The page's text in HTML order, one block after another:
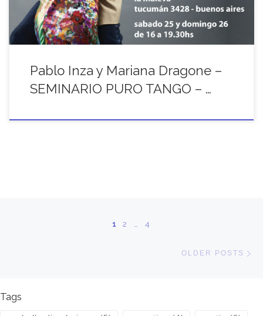
Pablo Inza y Mariana Dragone –
SEMINARIO PURO TANGO – …
Posts navigation
1 2 4
OLDER POSTS
Tags